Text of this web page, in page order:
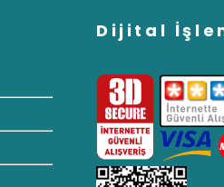
Dijital